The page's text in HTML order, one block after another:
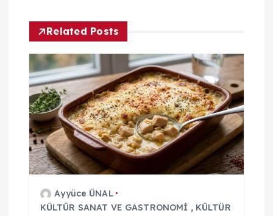
z
n
m
e
s
Related Posts
Ayyüce ÜNAL
KÜLTÜR SANAT VE GASTRONOMİ , KÜLTÜR